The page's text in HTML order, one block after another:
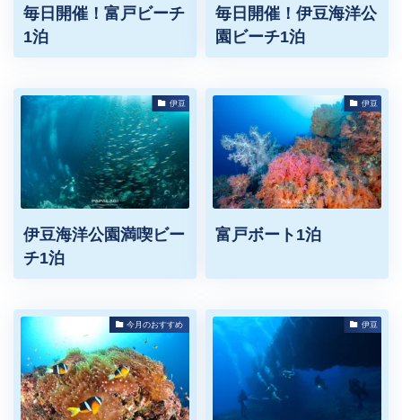
毎日開催！富戸ビーチ
1泊
毎日開催！伊豆海洋公
園ビーチ1泊
伊豆
伊豆海洋公園満喫ビー
チ1泊
伊豆
富戸ボート1泊
今月のおすすめ 伊豆